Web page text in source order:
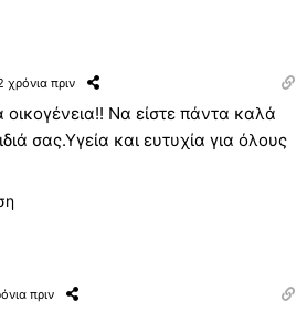
χρόνια πριν
Να είστε πάντα καλά
σας.Υγεία και ευτυχία για όλους
πριν